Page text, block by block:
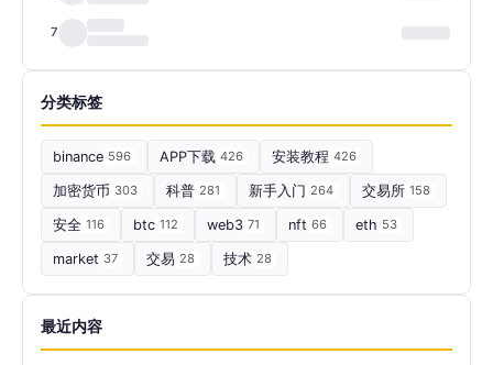
7
分类标签
binance 596 APP下载 426 安装教程 426
加密货币 303 科普 281 新手入门 264 交易所 158
安全 116 btc 112 web3 71 nft 66 eth 53
market 37 交易 28 技术 28
最近内容